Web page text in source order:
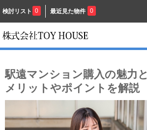
検討リスト 0 最近見た物件 0
駅遠マンション購入の魅力
メリットやポイントを解説